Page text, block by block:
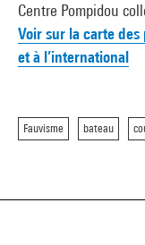
Centre Pompidou
Voir sur la carte
et à l’international
Fauvisme bateau